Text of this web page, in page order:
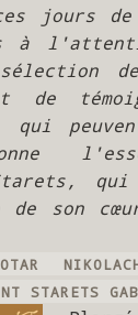
jours
à
de
qui
qui
de son
STARETS